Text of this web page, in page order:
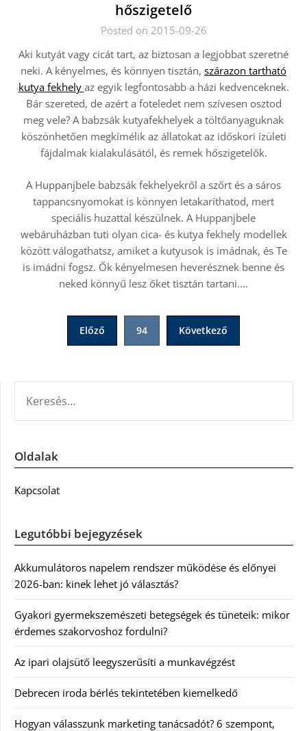
hőszigetelő
Posted on 2015-09-26
Aki kutyát vagy cicát tart, az biztosan a legjobbat szeretné
neki. A kényelmes, és könnyen tisztán, szárazon tartható
kutya fekhely az egyik legfontosabb a házi kedvenceknek.
Bár szereted, de azért a foteledet nem szívesen osztod
meg vele? A babzsák kutyafekhelyek a töltőanyaguknak
köszönhetően megkímélik az állatokat az időskori ízületi
fájdalmak kialakulásától, és remek hőszigetelők.
A Huppanjbele babzsák fekhelyekről a szőrt és a sáros
tappancsnyomokat is könnyen letakaríthatod, mert
speciális huzattal készülnek. A Huppanjbele
webáruházban tuti olyan cica- és kutya fekhely modellek
között válogathatsz, amiket a kutyusok is imádnak, és Te
is imádni fogsz. Ők kényelmesen heverésznek benne és
neked könnyű lesz őket tisztán tartani.…
BejegyzésekElőző 94 Következő
Oldalak
Kapcsolat
Legutóbbi bejegyzések
Akkumulátoros napelem rendszer működése és előnyei
2026-ban: kinek lehet jó választás?
Gyakori gyermekszemészeti betegségek és tüneteik: mikor
érdemes szakorvoshoz fordulni?
Az ipari olajsütő leegyszerűsíti a munkavégzést
Debrecen iroda bérlés tekintetében kiemelkedő
Hogyan válasszunk marketing tanácsadót? 6 szempont,